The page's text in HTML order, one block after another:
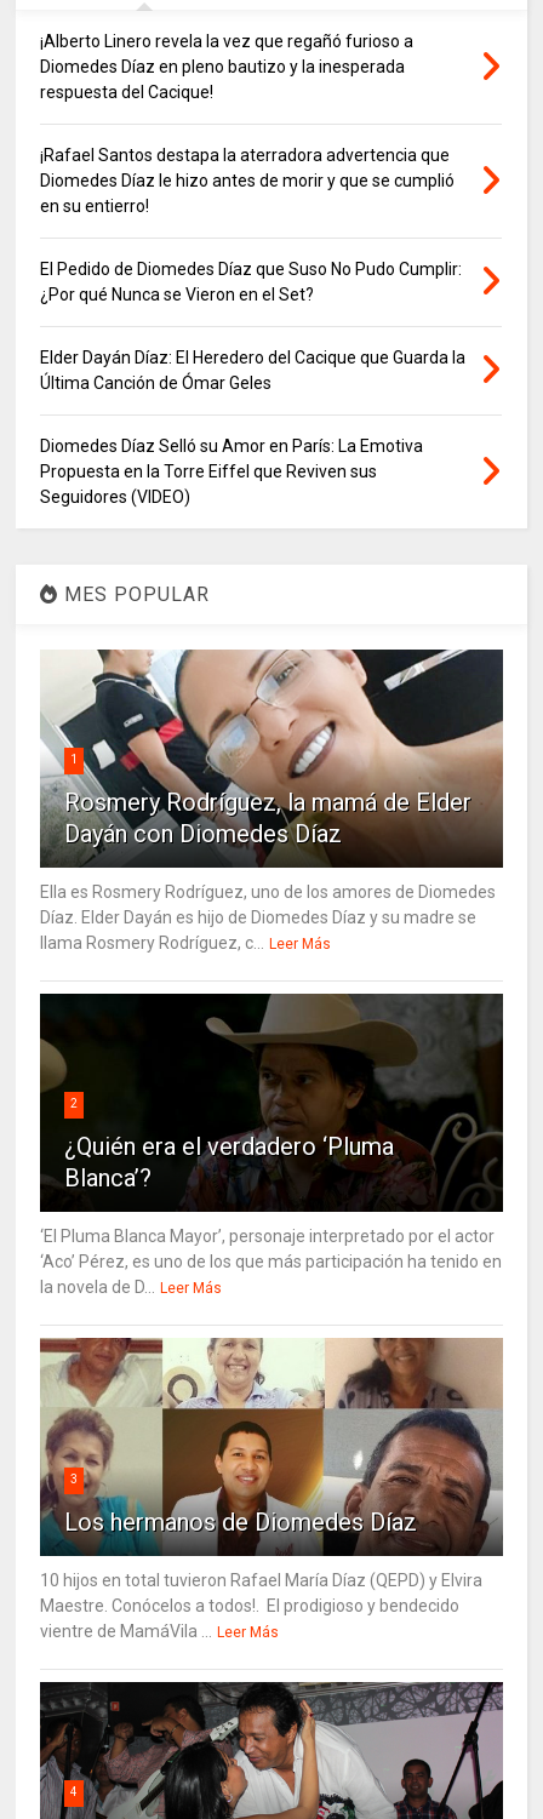
¡Alberto Linero revela la vez que regañó furioso a
Diomedes Díaz en pleno bautizo y la inesperada
respuesta del Cacique!
¡Rafael Santos destapa la aterradora advertencia que
Diomedes Díaz le hizo antes de morir y que se cumplió
en su entierro!
El Pedido de Diomedes Díaz que Suso No Pudo Cumplir:
¿Por qué Nunca se Vieron en el Set?
Elder Dayán Díaz: El Heredero del Cacique que Guarda la
Última Canción de Ómar Geles
Diomedes Díaz Selló su Amor en París: La Emotiva
Propuesta en la Torre Eiffel que Reviven sus
Seguidores (VIDEO)
MES POPULAR
1
Rosmery Rodríguez, la mamá de Elder
Dayán con Diomedes Díaz
Ella es Rosmery Rodríguez, uno de los amores de Diomedes
Díaz. Elder Dayán es hijo de Diomedes Díaz y su madre se
llama Rosmery Rodríguez, c... Leer Más
2
¿Quién era el verdadero ‘Pluma
Blanca’?
‘El Pluma Blanca Mayor’, personaje interpretado por el actor
‘Aco’ Pérez, es uno de los que más participación ha tenido en
la novela de D... Leer Más
3
Los hermanos de Diomedes Díaz
10 hijos en total tuvieron Rafael María Díaz (QEPD) y Elvira
Maestre. Conócelos a todos!. El prodigioso y bendecido
vientre de MamáVila ... Leer Más
4